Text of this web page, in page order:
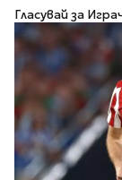
Гласувай за